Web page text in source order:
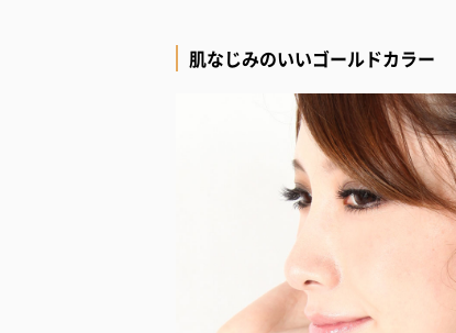
肌なじみのいいゴールドカラー